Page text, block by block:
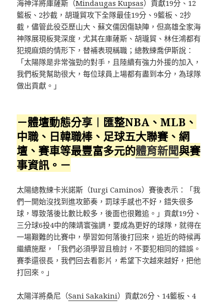
海神洋將庫薩斯（Mindaugas Kupsas）貢獻19分、12
籃板、2抄截，胡瓏貿攻下全隊最佳19分、9籃板、2抄
截，儘管此役亞歷山大、蘇文儒因傷缺陣，但高雄全家海
神隊展現板凳深度，尤其在庫薩斯、胡瓏貿、林任鴻都有
犯規麻煩的情形下，替補表現稱職；總教練喬伊斯說：
「太陽隊是非常強勁的對手，且陸續有強力外援的加入，
我們板凳幫助很大，每位球員上場都有盡到本分，為球隊
做出貢獻。」
－體壇動態分享︱匯整NBA、MLB、
中職、日韓職棒、足球五大聯賽、網
壇、賽車等最豐富多元的體育新聞與賽
事資訊。－
太陽總教練卡米諾斯（Iurgi Caminos）賽後表示：「我
們一開始沒找到進攻節奏，罰球手感也不好，錯失很多
球，導致落後比數比較多，後面也很難追。」貢獻19分、
三分球6投4中的陳靖寰強調，要成為更好的球隊，就得在
一場艱難的比賽中，學習如何落後打回來，追近的時候再
繼續施壓，「我們必須學習且檢討，不要犯相同的錯誤。
賽季還很長，我們回去看影片，希望下次越來越好，把他
打回來。」
太陽洋將桑尼（Sani Sakakini）貢獻26分、14籃板、4